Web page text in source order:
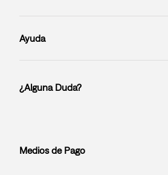
Ayuda
¿Alguna Duda?
Medios de Pago